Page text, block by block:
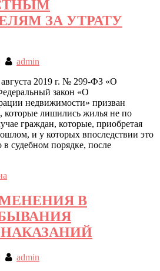
ЗА УТРАТУ
admin
2019 г. № 299-ФЗ «О
закон «О
недвижимости» призван
которые лишились жилья не по
граждан, которые, приобретая
и у которых впоследствии это
судебном порядке, после
В
admin